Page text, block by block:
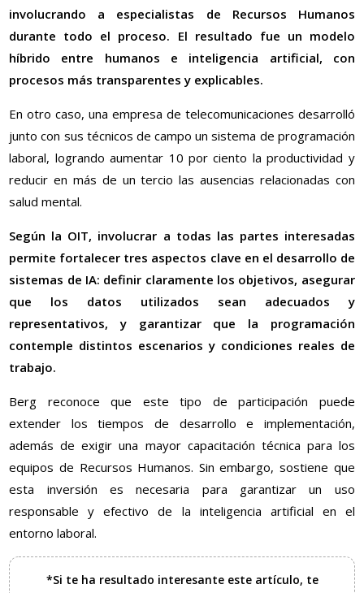
involucrando a especialistas de Recursos Humanos
durante todo el proceso. El resultado fue un modelo
híbrido entre humanos e inteligencia artificial, con
procesos más transparentes y explicables.
En otro caso, una empresa de telecomunicaciones desarrolló
junto con sus técnicos de campo un sistema de programación
laboral, logrando aumentar 10 por ciento la productividad y
reducir en más de un tercio las ausencias relacionadas con
salud mental.
Según la OIT, involucrar a todas las partes interesadas
permite fortalecer tres aspectos clave en el desarrollo de
sistemas de IA: definir claramente los objetivos, asegurar
que los datos utilizados sean adecuados y
representativos, y garantizar que la programación
contemple distintos escenarios y condiciones reales de
trabajo.
Berg reconoce que este tipo de participación puede
extender los tiempos de desarrollo e implementación,
además de exigir una mayor capacitación técnica para los
equipos de Recursos Humanos. Sin embargo, sostiene que
esta inversión es necesaria para garantizar un uso
responsable y efectivo de la inteligencia artificial en el
entorno laboral.
*Si te ha resultado interesante este artículo, te